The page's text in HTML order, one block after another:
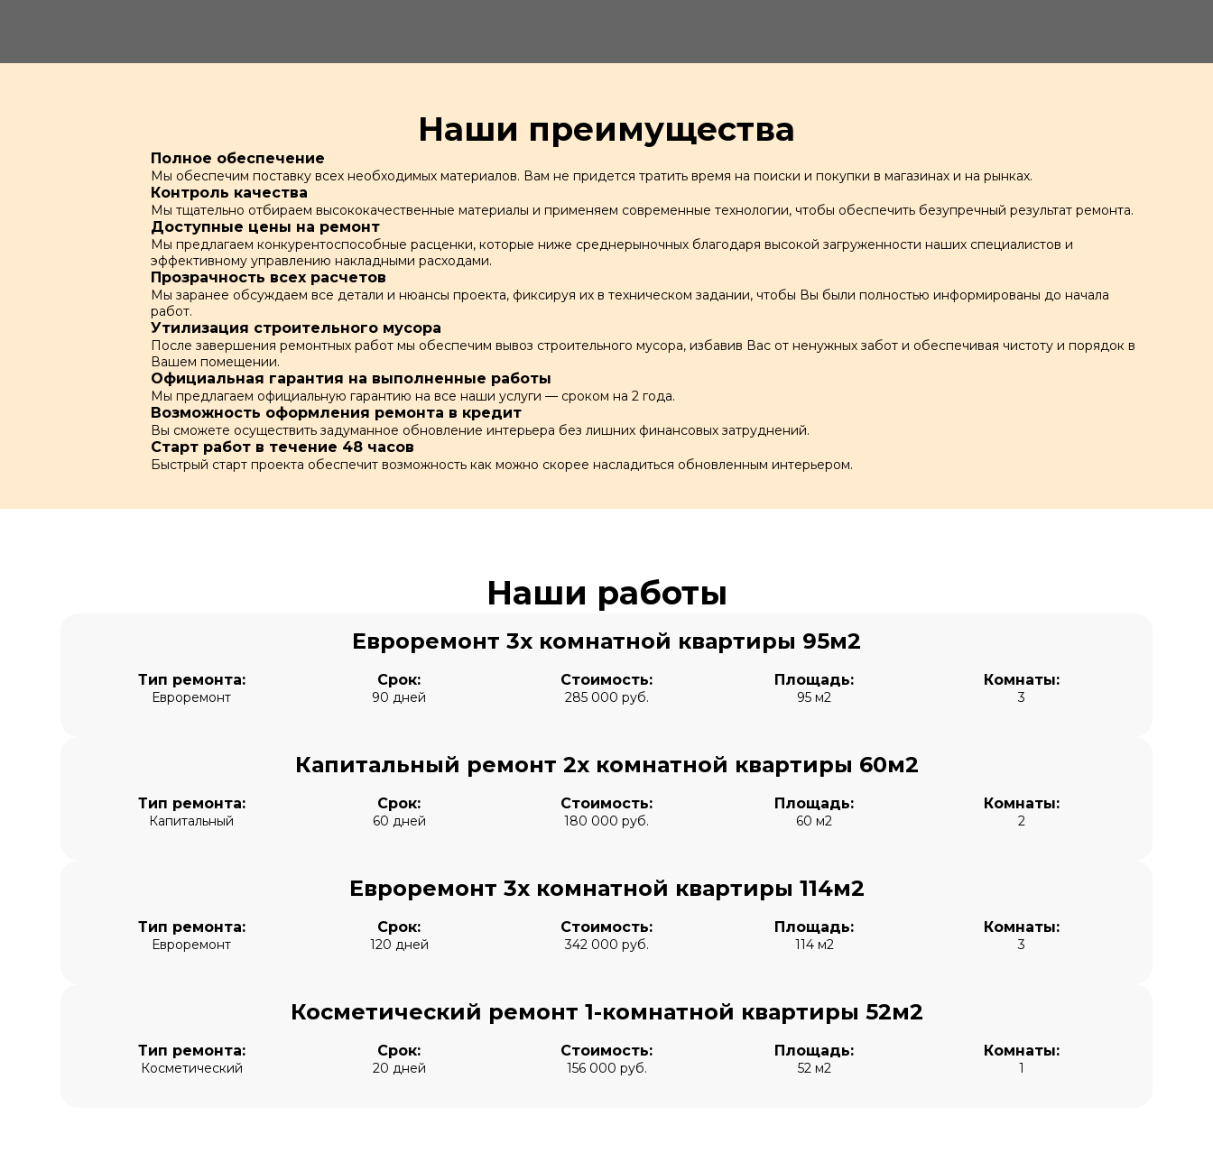
Наши преимущества
Полное обеспечение
Мы обеспечим поставку всех необходимых материалов. Вам не придется тратить время на поиски и покупки в магазинах и на рынках.
Контроль качества
Мы тщательно отбираем высококачественные материалы и применяем современные технологии, чтобы обеспечить безупречный результат ремонта.
Доступные цены на ремонт
Мы предлагаем конкурентоспособные расценки, которые ниже среднерыночных благодаря высокой загруженности наших специалистов и
эффективному управлению накладными расходами.
Прозрачность всех расчетов
Мы заранее обсуждаем все детали и нюансы проекта, фиксируя их в техническом задании, чтобы Вы были полностью информированы до начала
работ.
Утилизация строительного мусора
После завершения ремонтных работ мы обеспечим вывоз строительного мусора, избавив Вас от ненужных забот и обеспечивая чистоту и порядок в
Вашем помещении.
Официальная гарантия на выполненные работы
Мы предлагаем официальную гарантию на все наши услуги — сроком на 2 года.
Возможность оформления ремонта в кредит
Вы сможете осуществить задуманное обновление интерьера без лишних финансовых затруднений.
Старт работ в течение 48 часов
Быстрый старт проекта обеспечит возможность как можно скорее насладиться обновленным интерьером.
Наши работы
Евроремонт 3х комнатной квартиры 95м2
Тип ремонта:
Евроремонт
Срок:
90 дней
Стоимость:
285 000 руб.
Площадь:
95 м2
Комнаты:
3
Капитальный ремонт 2х комнатной квартиры 60м2
Тип ремонта:
Капитальный
Срок:
60 дней
Стоимость:
180 000 руб.
Площадь:
60 м2
Комнаты:
2
Евроремонт 3х комнатной квартиры 114м2
Тип ремонта:
Евроремонт
Срок:
120 дней
Стоимость:
342 000 руб.
Площадь:
114 м2
Комнаты:
3
Косметический ремонт 1-комнатной квартиры 52м2
Тип ремонта:
Косметический
Срок:
20 дней
Стоимость:
156 000 руб.
Площадь:
52 м2
Комнаты:
1